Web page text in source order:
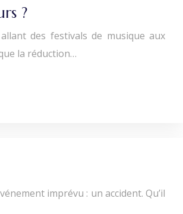
?
des festivals de musique aux
la réduction…
imprévu : un accident. Qu’il